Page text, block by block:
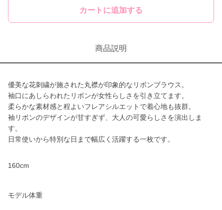
カートに追加する
商品説明
優美な花刺繍が施された丸襟が印象的なリボンブラウス。
袖口にあしらわれたリボンが女性らしさを引き立てます。
柔らかな素材感と程よいフレアシルエットで着心地も抜群。
袖リボンのデザインが甘すぎず、大人の可愛らしさを演出しま
す。
日常使いから特別な日まで幅広く活躍する一枚です。
160cm
モデル体重